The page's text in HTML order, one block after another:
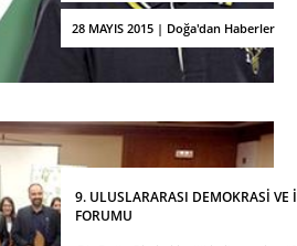
28 MAYIS 2015 | Doğa'dan Haberler
9. ULUSLARARASI DEMOKRASİ VE
FORUMU